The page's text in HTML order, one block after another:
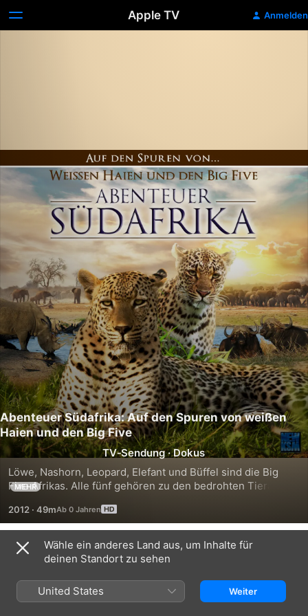
Apple TV Anmelden
Abenteuer Südafrika: Auf den Spuren von weißen
Haien und den Big Five
TV‑Sendung ·Dokus
Löwe, Nashorn, Leopard, Elefant und Büffel sind die Big
Five Afrikas. Alle fünf gehören zu den bedrohten Tierarten
Großgrundbesitzer und Kolonialherren hat dazu geführt.
Die Big Five galten als die Königsklasse der Jagd, die
Trophäe als Symbol für einen wahren Jäger...
MEHR
2012 · 49m
Staffel 1
Wähle ein anderes Land aus, um Inhalte für
deinen Standort zu sehen
United States Weiter